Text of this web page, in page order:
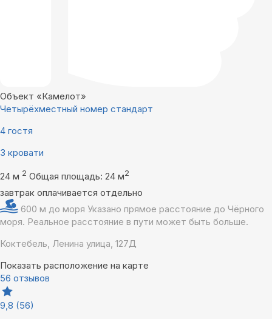
Объект «Камелот»
Четырёхместный номер стандарт
4 гостя
3 кровати
24 м 2 Общая площадь: 24 м2
завтрак оплачивается отдельно
600 м до моря Указано прямое расстояние до Чёрного
моря. Реальное расстояние в пути может быть больше.
Коктебель, Ленина улица, 127Д
Показать расположение на карте
56 отзывов
9,8 (56)